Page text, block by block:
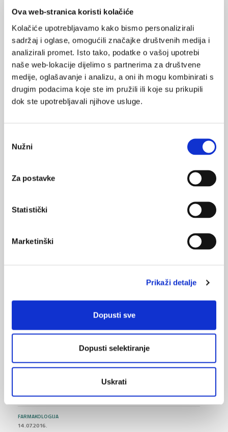
Ova web-stranica koristi kolačiće
Kolačiće upotrebljavamo kako bismo personalizirali
sadržaj i oglase, omogućili značajke društvenih medija i
analizirali promet. Isto tako, podatke o vašoj upotrebi
naše web-lokacije dijelimo s partnerima za društvene
medije, oglašavanje i analizu, a oni ih mogu kombinirati s
drugim podacima koje ste im pružili ili koje su prikupili
dok ste upotrebljavali njihove usluge.
pristanka
Nužni
Za postavke
Statistički
Marketinški
Prikaži detalje
Dopusti sve
Dopusti selektiranje
Uskrati
POVRATAK
VEZANI SADRŽAJ
viruse
Osobitosti liječenja covid-19 za vrijeme epidemije
14.02.2023.
Što možemo očekivati od respiratornih infekcija
BOL
FARMAKOLOGIJA
14.07.2016.